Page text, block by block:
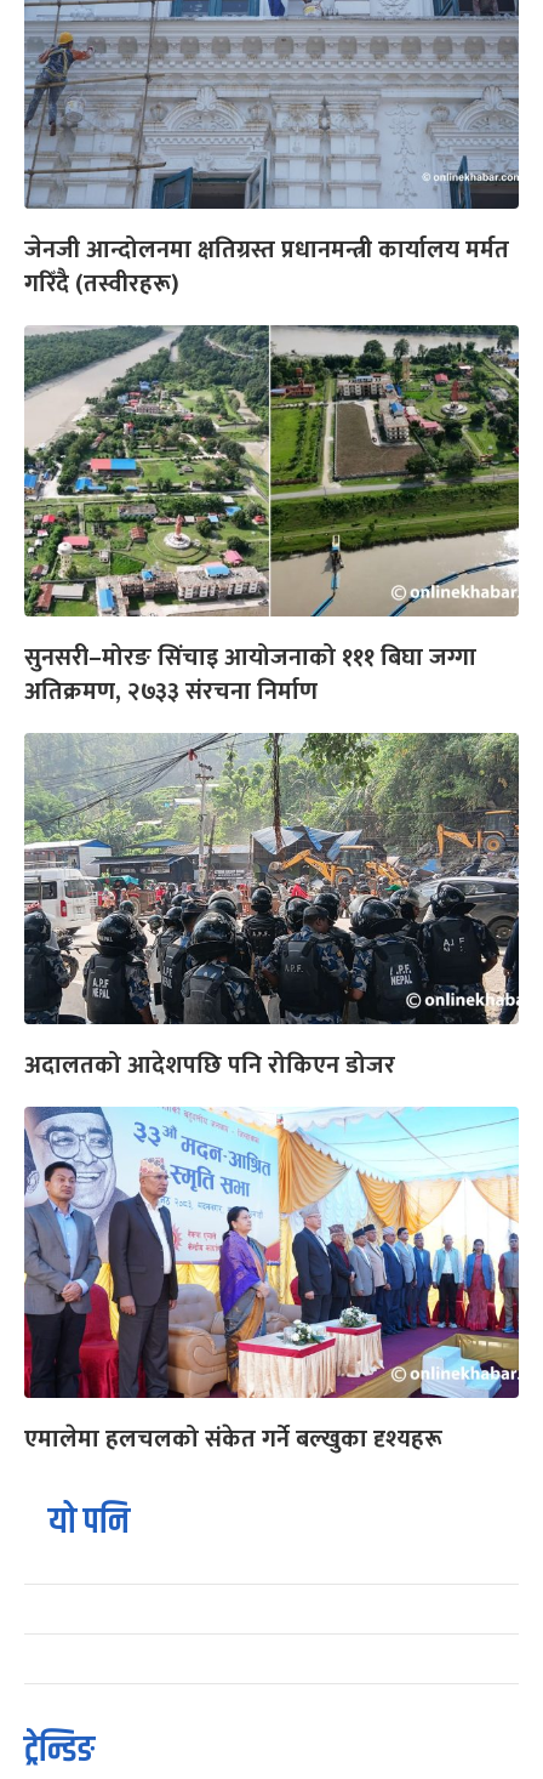
जेनजी आन्दोलनमा क्षतिग्रस्त प्रधानमन्त्री कार्यालय मर्मत
गरिँदै (तस्वीरहरू)
सुनसरी–मोरङ सिंचाइ आयोजनाको १११ बिघा जग्गा
अतिक्रमण, २७३३ संरचना निर्माण
अदालतको आदेशपछि पनि रोकिएन डोजर
एमालेमा हलचलको संकेत गर्ने बल्खुका दृश्यहरू
यो पनि
ट्रेन्डिङ